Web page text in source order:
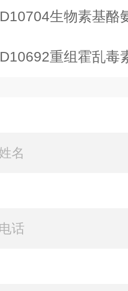
D10704生物素基酪
D10692重组霍乱毒